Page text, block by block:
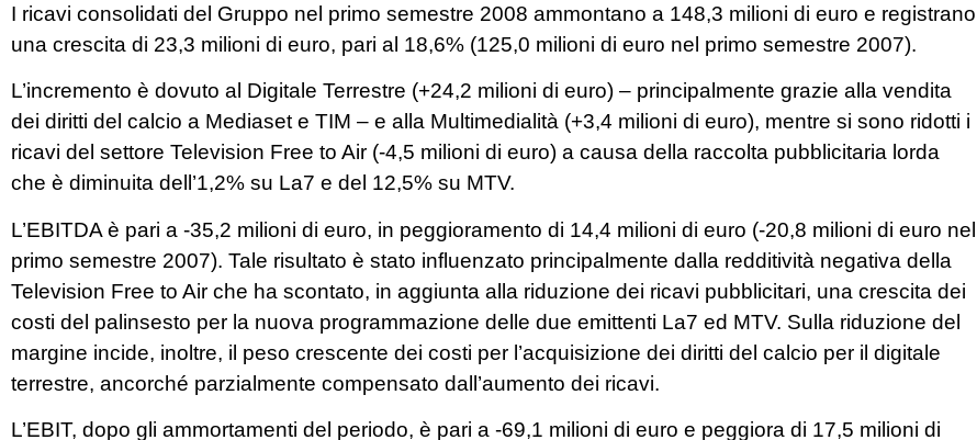
I ricavi consolidati del Gruppo nel primo semestre 2008 ammontano a 148,3 milioni di euro e registrano
una crescita di 23,3 milioni di euro, pari al 18,6% (125,0 milioni di euro nel primo semestre 2007).
L’incremento è dovuto al Digitale Terrestre (+24,2 milioni di euro) – principalmente grazie alla vendita
dei diritti del calcio a Mediaset e TIM – e alla Multimedialità (+3,4 milioni di euro), mentre si sono ridotti i
ricavi del settore Television Free to Air (-4,5 milioni di euro) a causa della raccolta pubblicitaria lorda
che è diminuita dell’1,2% su La7 e del 12,5% su MTV.
L’EBITDA è pari a -35,2 milioni di euro, in peggioramento di 14,4 milioni di euro (-20,8 milioni di euro nel
primo semestre 2007). Tale risultato è stato influenzato principalmente dalla redditività negativa della
Television Free to Air che ha scontato, in aggiunta alla riduzione dei ricavi pubblicitari, una crescita dei
costi del palinsesto per la nuova programmazione delle due emittenti La7 ed MTV. Sulla riduzione del
margine incide, inoltre, il peso crescente dei costi per l’acquisizione dei diritti del calcio per il digitale
terrestre, ancorché parzialmente compensato dall’aumento dei ricavi.
L’EBIT, dopo gli ammortamenti del periodo, è pari a -69,1 milioni di euro e peggiora di 17,5 milioni di